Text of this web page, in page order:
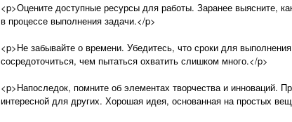
<p>Оцените доступные ресурсы для работы. Заранее выясните,
в процессе выполнения задачи.</p>
<p>Не забывайте о времени. Убедитесь, что сроки для
сосредоточиться, чем пытаться охватить слишком много.</p>
<p>Напоследок, помните об элементах творчества и инноваций.
интересной для других. Хорошая идея, основанная на простых